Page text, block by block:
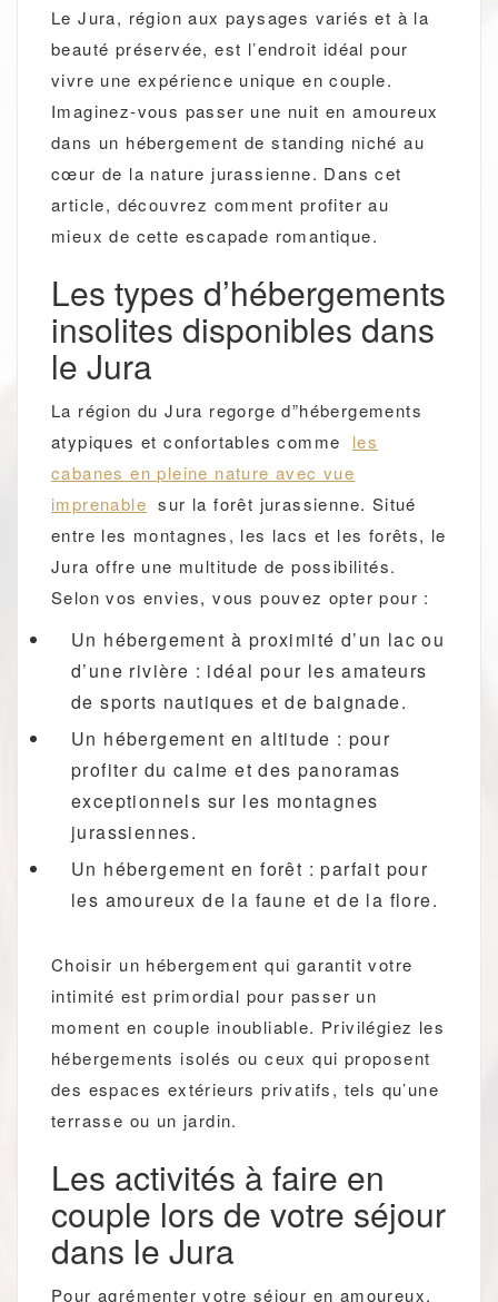
Le Jura, région aux paysages variés et à la
beauté préservée, est l’endroit idéal pour
vivre une expérience unique en couple.
Imaginez-vous passer une nuit en amoureux
dans un hébergement de standing niché au
cœur de la nature jurassienne. Dans cet
article, découvrez comment profiter au
mieux de cette escapade romantique.
Les types d’hébergements
insolites disponibles dans
le Jura
La région du Jura regorge d”hébergements
atypiques et confortables comme
les
cabanes en pleine nature avec vue
imprenable sur la forêt jurassienne. Situé
entre les montagnes, les lacs et les forêts, le
Jura offre une multitude de possibilités.
Selon vos envies, vous pouvez opter pour :
Un hébergement à proximité d’un lac ou
d’une rivière : idéal pour les amateurs
de sports nautiques et de baignade.
Un hébergement en altitude : pour
profiter du calme et des panoramas
exceptionnels sur les montagnes
jurassiennes.
Un hébergement en forêt : parfait pour
les amoureux de la faune et de la flore.
Choisir un hébergement qui garantit votre
intimité est primordial pour passer un
moment en couple inoubliable. Privilégiez les
hébergements isolés ou ceux qui proposent
des espaces extérieurs privatifs, tels qu’une
terrasse ou un jardin.
Les activités à faire en
couple lors de votre séjour
dans le Jura
Pour agrémenter votre séjour en amoureux,